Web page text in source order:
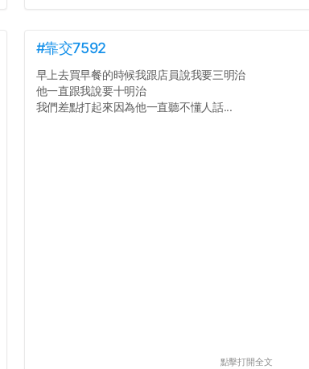
#靠交7592
早上去買早餐的時候我跟店員說我要三明治
他一直跟我說要十明治
我們差點打起來因為他一直聽不懂人話...
點擊打開全文